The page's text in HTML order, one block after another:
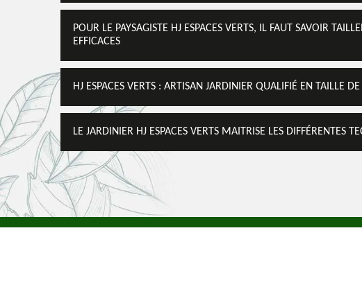
POUR LE PAYSAGISTE HJ ESPACES VERTS, IL FAUT SAVOIR
EFFICACES
HJ ESPACES VERTS : ARTISAN JARDINIER QUALIFIÉ EN TAILLE
LE JARDINIER HJ ESPACES VERTS MAITRISE LES DIFFÉRENTES